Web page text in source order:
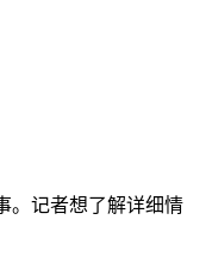
。记者想了解详细情